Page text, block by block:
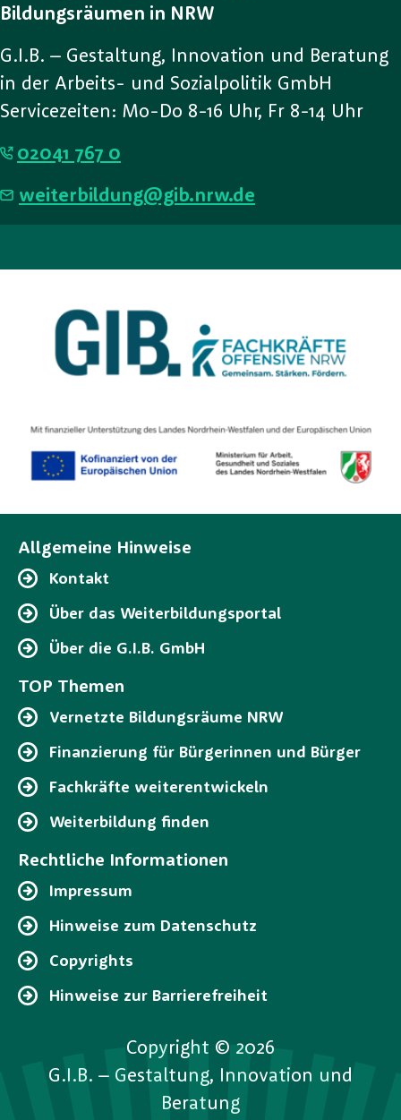
Bildungsräumen in NRW
G.I.B. – Gestaltung, Innovation und Beratung
in der Arbeits- und Sozialpolitik GmbH
Servicezeiten: Mo-Do 8-16 Uhr, Fr 8-14 Uhr
02041 767 0
weiterbildung@gib.nrw.de
Allgemeine Hinweise
Kontakt
Über das Weiterbildungsportal
Über die G.I.B. GmbH
TOP Themen
Vernetzte Bildungsräume NRW
Finanzierung für Bürgerinnen und Bürger
Fachkräfte weiterentwickeln
Weiterbildung finden
Rechtliche Informationen
Impressum
Hinweise zum Datenschutz
Copyrights
Hinweise zur Barrierefreiheit
Copyright © 2026
G.I.B. – Gestaltung, Innovation und
Beratung